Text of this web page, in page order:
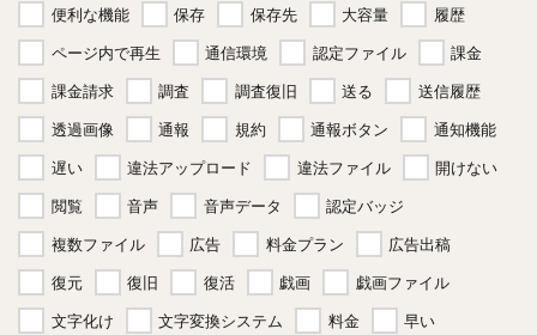
便利な機能
保存 保存先 大容量
履歴
ページ内で再生
通信環境 認定ファイル
課金
課金請求
調査 調査復旧 送る
送信履歴
透過画像
通報 規約 通報ボタン
通知機能
遅い
違法アップロード 違法ファイル
開けない
閲覧
音声 音声データ
認定バッジ
複数ファイル
広告 料金プラン
広告出稿
復元
復旧 復活 戯画
戯画ファイル
文字化け
文字変換システム 料金
早い